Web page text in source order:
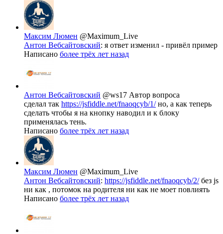
Максим Люмен @Maximum_Live
Антон Вебсайтовский: я ответ изменил - привёл пример
Написано более трёх лет назад
Антон Вебсайтовский @ws17 Автор вопроса
сделал так https://jsfiddle.net/fnaoqcyb/1/но, а как теперь
сделать чтобы я на кнопку наводил и к блоку
применялась тень.
Написано более трёх лет назад
Максим Люмен @Maximum_Live
Антон Вебсайтовский: https://jsfiddle.net/fnaoqcyb/2/без js
ни как , потомок на родителя ни как не моет повлиять
Написано более трёх лет назад